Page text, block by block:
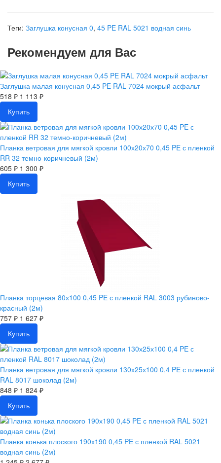
Теги: Заглушка конусная 0, 45 PE RAL 5021 водная синь
Рекомендуем для Вас
Заглушка малая конусная 0,45 PE RAL 7024 мокрый асфальт
518 ₽ 1 113 ₽
Купить
Планка ветровая для мягкой кровли 100х20х70 0,45 PE с пленкой
RR 32 темно-коричневый (2м)
605 ₽ 1 300 ₽
Купить
Планка торцевая 80х100 0,45 PE с пленкой RAL 3003 рубиново-
красный (2м)
757 ₽ 1 627 ₽
Купить
Планка ветровая для мягкой кровли 130х25х100 0,4 PE с пленкой
RAL 8017 шоколад (2м)
848 ₽ 1 824 ₽
Купить
Планка конька плоского 190х190 0,45 PE с пленкой RAL 5021
водная синь (2м)